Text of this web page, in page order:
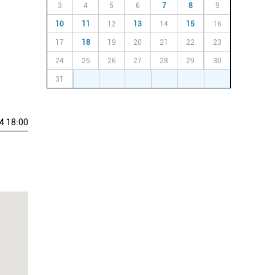
18:00
3 4 5 6 7 8 9
10 11 12 13 14 15 16
17 18 19 20 21 22 23
24 25 26 27 28 29 30
31